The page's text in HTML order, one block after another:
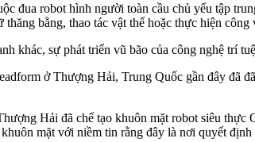
đua robot hình người toàn cầu chủ yếu tập
bằng, thao tác vật thể hoặc thực hiện công
khác, sự phát triển vũ bão của công nghệ trí
ở Thượng Hải, Trung Quốc gần đây đã
Hải đã chế tạo khuôn mặt robot siêu
mặt với niềm tin rằng đây là nơi quyết